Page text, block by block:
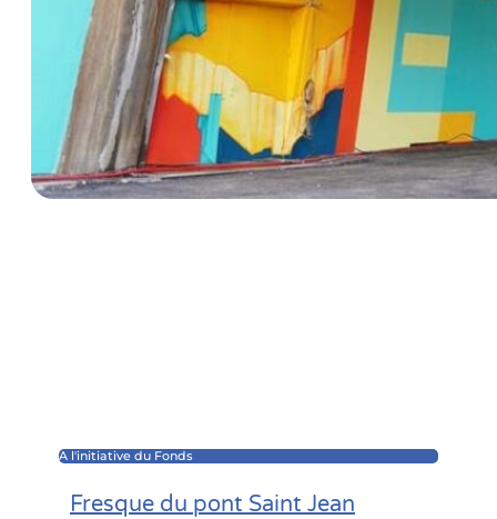
A l'initiative du Fonds
Fresque du pont Saint Jean